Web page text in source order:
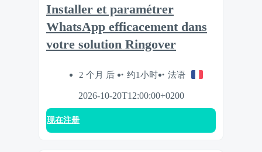
Installer et paramétrer
WhatsApp efficacement dans
votre solution Ringover
2 个月 后 约1小时 法语
2026-10-20T12:00:00+0200
现在注册